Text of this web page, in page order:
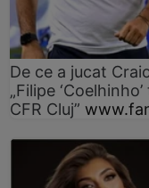
De ce a jucat
„Filipe
CFR Cluj”